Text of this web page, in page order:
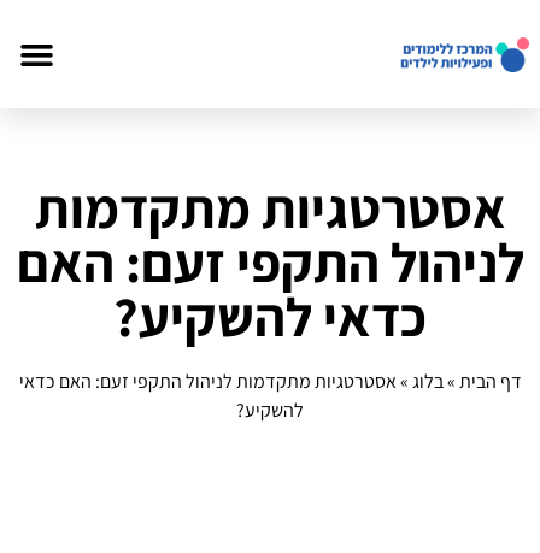
אסטרטגיות מתקדמות
לניהול התקפי זעם: האם
כדאי להשקיע?
דף הבית»בלוג»אסטרטגיות מתקדמות לניהול התקפי זעם: האם כדאי
להשקיע?